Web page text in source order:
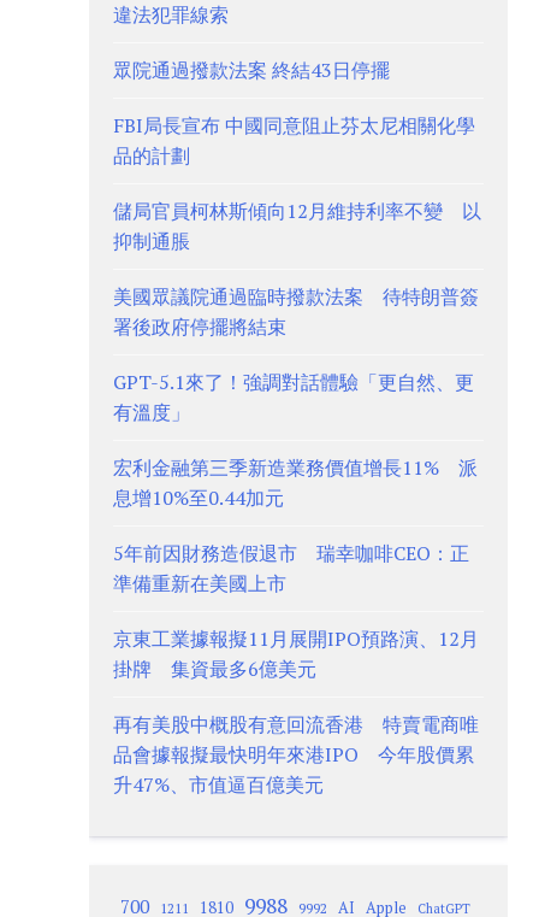
違法犯罪線索
眾院通過撥款法案 終結43日停擺
FBI局長宣布 中國同意阻止芬太尼相關化學
品的計劃
儲局官員柯林斯傾向12月維持利率不變 以
抑制通脹
美國眾議院通過臨時撥款法案 待特朗普簽
署後政府停擺將結束
GPT-5.1來了！強調對話體驗「更自然、更
有溫度」
宏利金融第三季新造業務價值增長11% 派
息增10%至0.44加元
5年前因財務造假退市 瑞幸咖啡CEO：正
準備重新在美國上市
京東工業據報擬11月展開IPO預路演、12月
掛牌 集資最多6億美元
再有美股中概股有意回流香港 特賣電商唯
品會據報擬最快明年來港IPO 今年股價累
升47%、市值逼百億美元
700 1211 1810 9988 9992 AI Apple ChatGPT